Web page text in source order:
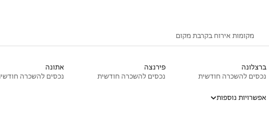
מקומות אירוח בקרבת מקום
ברצלונה
נכסים להשכרה חודשית
פירנצה
נכסים להשכרה חודשית
אתונה
נכסים להשכרה
אפשרויות נוספות